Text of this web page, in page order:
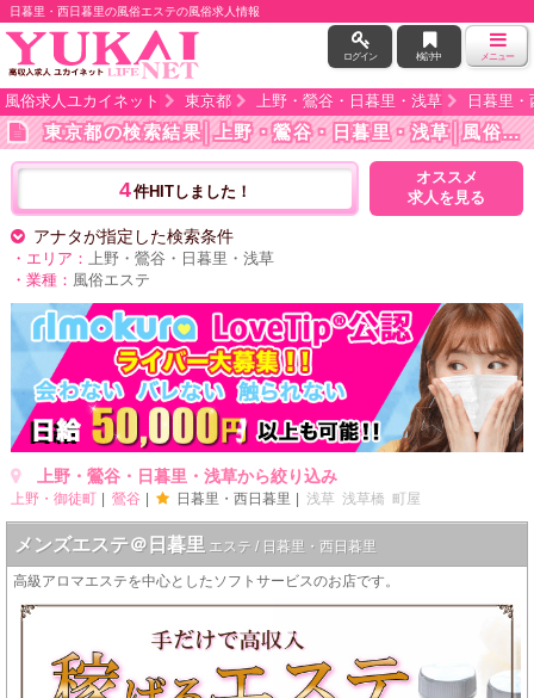
日暮里・西日暮里の風俗エステの風俗求人情報
ログイン 検討中 メニュー
風俗求人ユカイネット 東京都 上野・鶯谷・日暮里・浅草 日暮里
東京都の検索結果│上野・鶯谷・日暮里・浅草│風俗エステ
4件HITしました！
オススメ
求人を見る
アナタが指定した検索条件
・エリア：
上野・鶯谷・日暮里・浅草
・業種： 風俗エステ
上野・鶯谷・日暮里・浅草から絞り込み
上野・御徒町 鶯谷 日暮里・西日暮里 浅草 浅草橋 町屋
メンズエステ＠日暮里 エステ / 日暮里・西日暮里
高級アロマエステを中心としたソフトサービスのお店です。